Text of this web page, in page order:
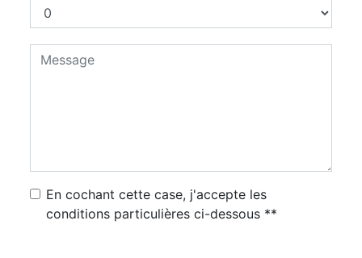
En cochant cette case, j'accepte les
conditions particulières ci-dessous **